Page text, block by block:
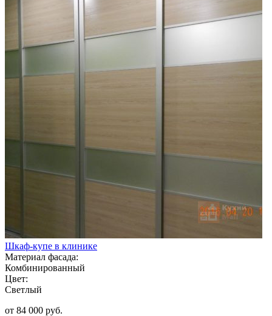
Шкаф-купе в клинике
Материал фасада:
Комбинированный
Цвет:
Светлый
от 84 000 руб.